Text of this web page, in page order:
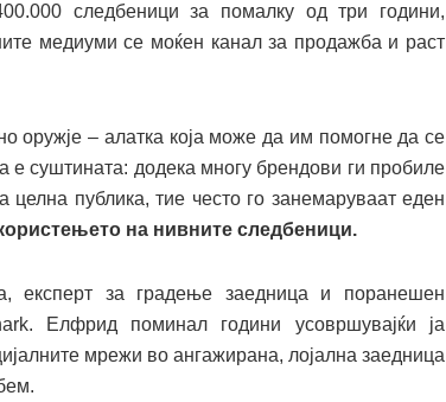
следбеници за помалку од три години,
медиуми се моќен канал за продажба и раст
оружје – алатка која може да им помогне да се
е суштината: додека многу брендови ги пробиле
целна публика, тие често го занемаруваат еден
на нивните следбеници.
за градење заедница и поранешен
Елфрид поминал години усовршувајќи ја
мрежи во ангажирана, лојална заедница